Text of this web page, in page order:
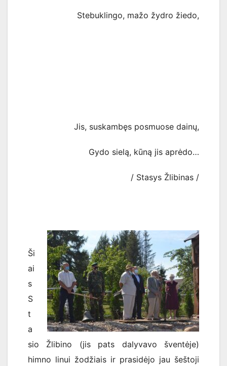
Stebuklingo, mažo žydro žiedo,
Jis, suskambęs posmuose dainų,
Gydo sielą, kūną jis aprėdo…
/ Stasys Žlibinas /
Ši
ai
s
S
t
a
sio Žlibino (jis pats dalyvavo šventėje)
himno linui žodžiais ir prasidėjo jau šeštoji